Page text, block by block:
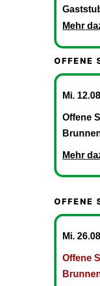
Mehr
OFFENE
Mi.
Offene
Mehr
OFFENE
Mi.
Offene